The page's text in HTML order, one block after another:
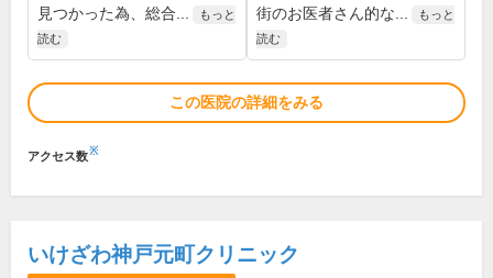
見つかった為、総合...
もっと
読む
街のお医者さん的な...
もっと
読む
この医院の詳細をみる
アクセス数※
いけざわ神戸元町クリニック